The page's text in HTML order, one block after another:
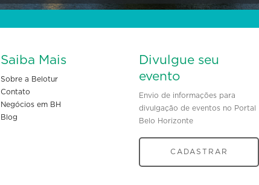
Saiba Mais
Sobre a Belotur
Contato
Negócios em BH
Blog
Divulgue seu
evento
Envio de informações para
divulgação de eventos no Portal
Belo Horizonte
CADASTRAR